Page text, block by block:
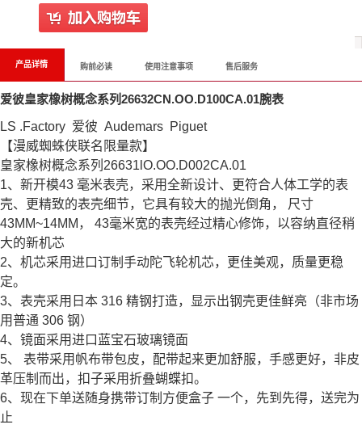
产品详情 购前必读 使用注意事项 售后服务
爱彼皇家橡树概念系列26632CN.OO.D100CA.01腕表
LS .Factory 爱彼 Audemars Piguet
【漫威蜘蛛侠联名限量款】
皇家橡树概念系列26631lO.OO.D002CA.01
1、新开模43 毫米表壳，采用全新设计、更符合人体工学的表
壳、更精致的表壳细节，它具有较大的抛光倒角， 尺寸
43MM~14MM， 43毫米宽的表壳经过精心修饰，以容纳直径稍
大的新机芯
2、机芯采用进口订制手动陀飞轮机芯，更佳美观，质量更稳
定。
3、表壳采用日本 316 精钢打造，显示出钢壳更佳鲜亮（非市场
用普通 306 钢）
4、镜面采用进口蓝宝石玻璃镜面
5、 表带采用帆布带包皮，配带起来更加舒服，手感更好，非皮
革压制而出，扣子采用折叠蝴蝶扣。
6、现在下单送随身携带订制方便盒子 一个，先到先得，送完为
止